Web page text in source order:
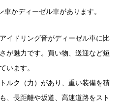
かディーゼル車があります。
イドリング音がディーゼル車に比
が魅力です。買い物、送迎など短
います。
ルク（力）があり、重い装備を積
、長距離や坂道、高速道路をスト